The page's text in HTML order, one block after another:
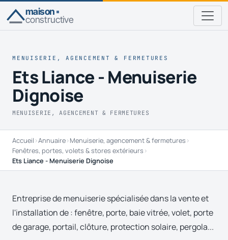
maison
constructive
MENUISERIE, AGENCEMENT & FERMETURES
Ets Liance - Menuiserie
Dignoise
MENUISERIE, AGENCEMENT & FERMETURES
Accueil ›Annuaire›Menuiserie, agencement & fermetures ›
Fenêtres, portes, volets & stores extérieurs ›
Ets Liance - Menuiserie Dignoise
Entreprise de menuiserie spécialisée dans la vente et
l'installation de : fenêtre, porte, baie vitrée, volet, porte
de garage, portail, clôture, protection solaire, pergola...